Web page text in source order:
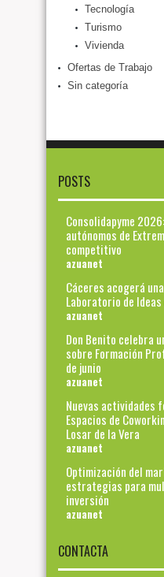
Tecnología
Turismo
Vivienda
Ofertas de Trabajo
Sin categoría
POSTS
Consolidapyme
autónomos de
competitivo
azuanet
Cáceres acogerá
Laboratorio de
azuanet
Don Benito celebra
sobre Formación
de junio
azuanet
Nuevas actividades
Espacios de
Losar de la Vera
azuanet
Optimización del
estrategias para
inversión
azuanet
CONTACTA